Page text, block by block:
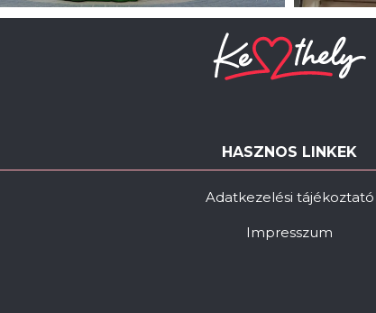
HASZNOS LINKEK
Adatkezelési tájékoztató
Impresszum